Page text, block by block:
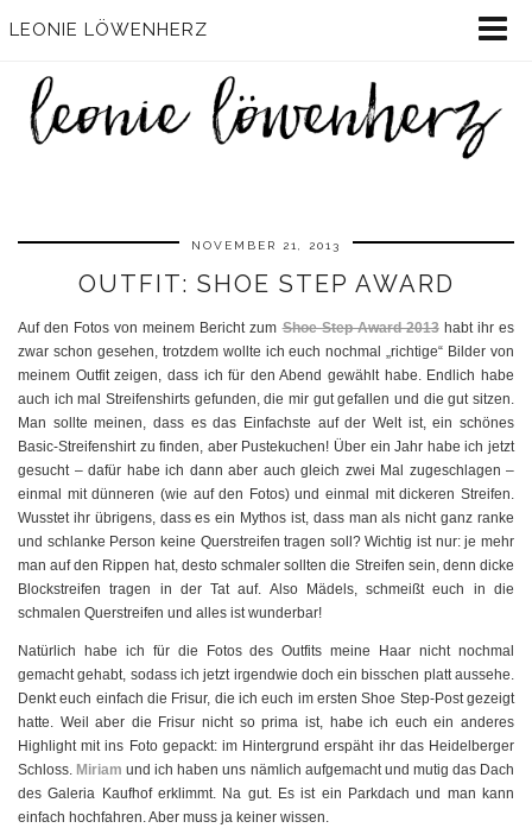
LEONIE LÖWENHERZ
NOVEMBER 21, 2013
OUTFIT: SHOE STEP AWARD
Auf den Fotos von meinem Bericht zumShoe Step Award 2013habt ihr es
zwar schon gesehen, trotzdem wollte ich euch nochmal „richtige“ Bilder von
meinem Outfit zeigen, dass ich für den Abend gewählt habe. Endlich habe
auch ich mal Streifenshirts gefunden, die mir gut gefallen und die gut sitzen.
Man sollte meinen, dass es das Einfachste auf der Welt ist, ein schönes
Basic-Streifenshirt zu finden, aber Pustekuchen! Über ein Jahr habe ich jetzt
gesucht – dafür habe ich dann aber auch gleich zwei Mal zugeschlagen –
einmal mit dünneren (wie auf den Fotos) und einmal mit dickeren Streifen.
Wusstet ihr übrigens, dass es ein Mythos ist, dass man als nicht ganz ranke
und schlanke Person keine Querstreifen tragen soll? Wichtig ist nur: je mehr
man auf den Rippen hat, desto schmaler sollten die Streifen sein, denn dicke
Blockstreifen tragen in der Tat auf. Also Mädels, schmeißt euch in die
schmalen Querstreifen und alles ist wunderbar!
Natürlich habe ich für die Fotos des Outfits meine Haar nicht nochmal
gemacht gehabt, sodass ich jetzt irgendwie doch ein bisschen platt aussehe.
Denkt euch einfach die Frisur, die ich euch im ersten Shoe Step-Post gezeigt
hatte. Weil aber die Frisur nicht so prima ist, habe ich euch ein anderes
Highlight mit ins Foto gepackt: im Hintergrund erspäht ihr das Heidelberger
Schloss. Miriam und ich haben uns nämlich aufgemacht und mutig das Dach
des Galeria Kaufhof erklimmt. Na gut. Es ist ein Parkdach und man kann
einfach hochfahren. Aber muss ja keiner wissen.